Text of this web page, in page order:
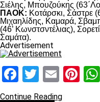
Σιέλης, Μπουζούκης
ΠΑΟΚ: Κοτάρσκι, Σάστρε
Μιχαηλίδης, Καμαρά,
(46’ Κωνστσντέλιας),
Σαμάτα).
Advertisement
Facebook
Twitter
Email
Continue Reading